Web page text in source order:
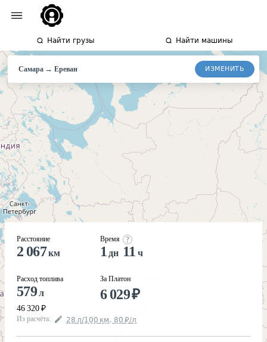
Найти грузы Найти машины
Самара→Ереван ИЗМЕНИТЬ
Расстояние
2 067км
Расход топлива
579л
46 320 ₽
Время
1 дн 11 ч
За Платон
6 029₽
Из расчёта: 28 л/100 км, 80 ₽/л